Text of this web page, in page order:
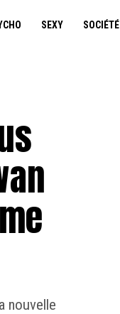
SEXY SOCIÉTÉ
nouvelle